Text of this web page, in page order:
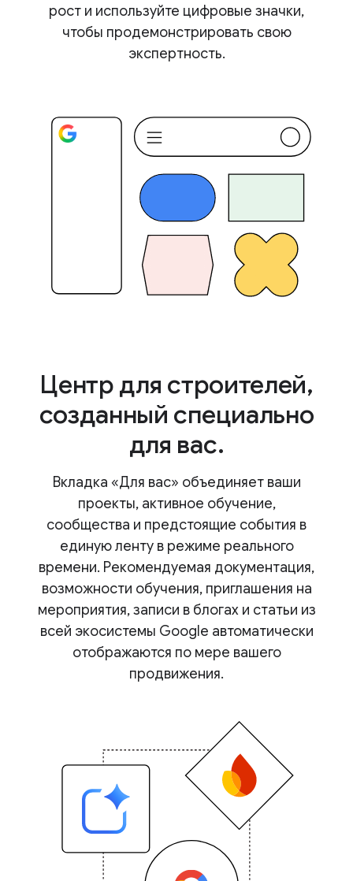
рост и используйте цифровые значки,
чтобы продемонстрировать свою
экспертность.
Центр для строителей,
созданный специально
для вас.
Вкладка «Для вас» объединяет ваши
проекты, активное обучение,
сообщества и предстоящие события в
единую ленту в режиме реального
времени. Рекомендуемая документация,
возможности обучения, приглашения на
мероприятия, записи в блогах и статьи из
всей экосистемы Google автоматически
отображаются по мере вашего
продвижения.